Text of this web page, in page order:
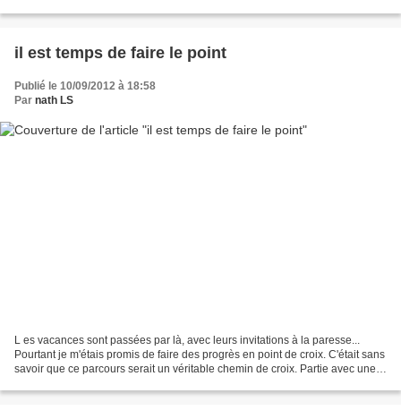
il est temps de faire le point
Publié le 10/09/2012 à 18:58
Par nath LS
L es vacances sont passées par là, avec leurs invitations à la paresse...
Pourtant je m'étais promis de faire des progrès en point de croix. C'était sans
savoir que ce parcours serait un véritable chemin de croix. Partie avec une